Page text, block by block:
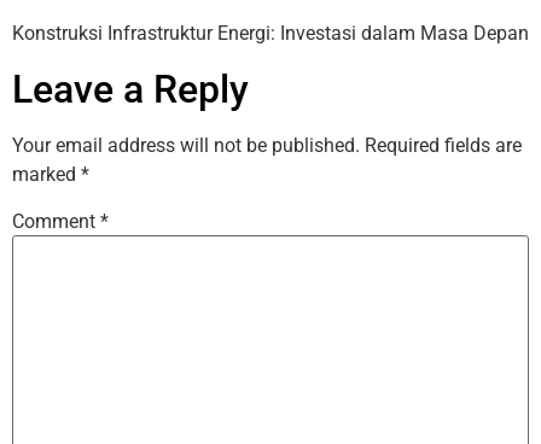
Konstruksi Infrastruktur Energi: Investasi dalam Masa Depan
Leave a Reply
Your email address will not be published. Required fields are
marked *
Comment *